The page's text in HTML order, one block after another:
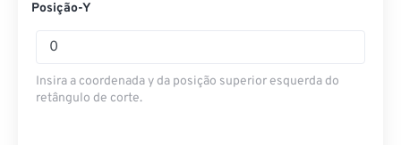
Posição-Y
Insira a coordenada y da posição superior esquerda do
retângulo de corte.